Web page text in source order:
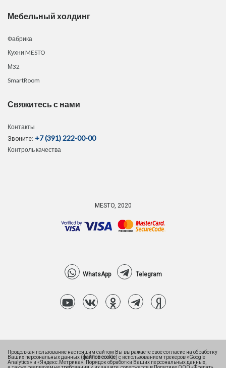
Мебельный холдинг
Фабрика
Кухни MESTO
М32
SmartRoom
Свяжитесь с нами
Контакты
Звоните: +7 (391) 222-00-00
Контроль качества
MESTO, 2020
WhatsApp Telegram
Продолжая пользование настоящим сайтом Вы выражаете своё согласие на обработку
Ваших персональных данных (файлов cookie) с использованием трекеров «Google
Analytics» и «Яндекс.Метрика». Порядок обработки Ваших персональных данных,